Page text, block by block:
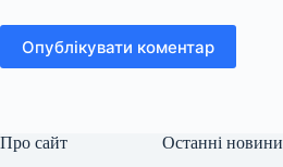
Опублікувати коментар
Про сайт Останні новини